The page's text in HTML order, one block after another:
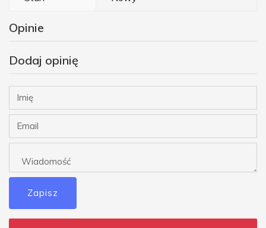
Opinie
Dodaj opinię
Zapisz